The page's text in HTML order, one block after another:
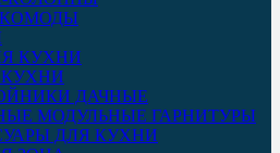
КУХНИ
ДАЧНЫЕ
МОДУЛЬНЫЕ ГАРНИТУРЫ
ДЛЯ КУХНИ